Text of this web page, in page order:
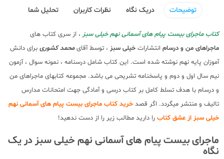
توضیحات دریک نگاه نظرات کاربران تحلیل شما
کتاب ماجرای بیست پیام های آسمانی نهم خیلی سبز، از سری کتاب های
ماجراهای من و درسام انتشارات خیلی سبز ، توسط آقایمحمد کشوری برای دانش
آموزان پایه نهم نوشته شده است. این کتاب شامل درسنامه ، نمونه سوال ، آزمون
نیم سال اول و دوم و پاسخنامه تشریحی می باشد. مجموعه کتابهای ماجراهای من
و درسام با هدف تسلط کامل بر کتاب درسی و آمادگی جهت امتحانات مدارس
تالیف و منتشر میگردد. اگر قصد خرید کتاب ماجرای بیست پیام های آسمانی نهم
خیلی سبز از عشق کتاب را دارید مطالب زیر را از دست ندهید!
ماجرای بیست پیام های آسمانی نهم خیلی سبز در یک
نگاه